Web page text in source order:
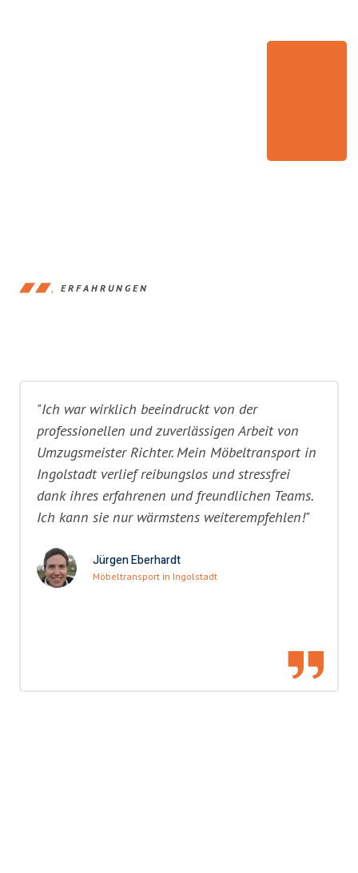
ERFAHRUNGEN
"Ich war wirklich beeindruckt von der
professionellen und zuverlässigen Arbeit von
Umzugsmeister Richter. Mein Möbeltransport in
Ingolstadt verlief reibungslos und stressfrei
dank ihres erfahrenen und freundlichen Teams.
Ich kann sie nur wärmstens weiterempfehlen!"
Jürgen Eberhardt
Möbeltransport in Ingolstadt